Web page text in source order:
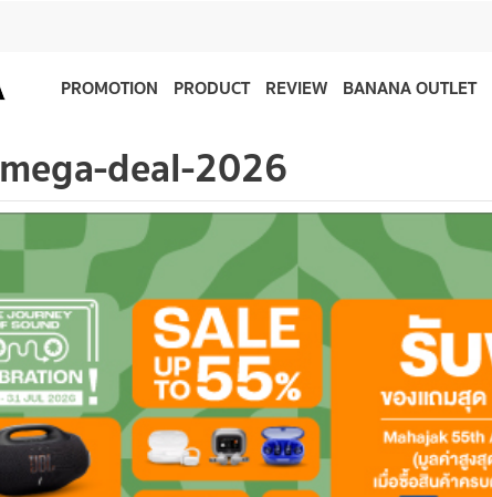
PROMOTION PRODUCT REVIEW BANANA OUTLET
mega-deal-2026